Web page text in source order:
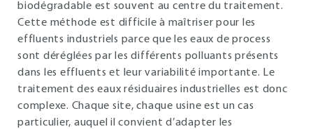
biodégradable est souvent au centre du traitement.
Cette méthode est difficile à maîtriser pour les
effluents industriels parce que les eaux de process
sont déréglées par les différents polluants présents
dans les effluents et leur variabilité importante. Le
traitement des eaux résiduaires industrielles est donc
complexe. Chaque site, chaque usine est un cas
particulier, auquel il convient d’adapter les